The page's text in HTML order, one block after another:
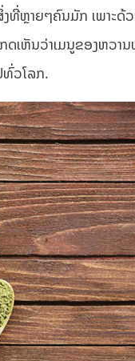
ງທີ່ຫຼາຍໆຄົນມັກ ເພາະ
ດເຫັນວ່າເມນູຂອງຫວ
ທົ່ວໂລກ.